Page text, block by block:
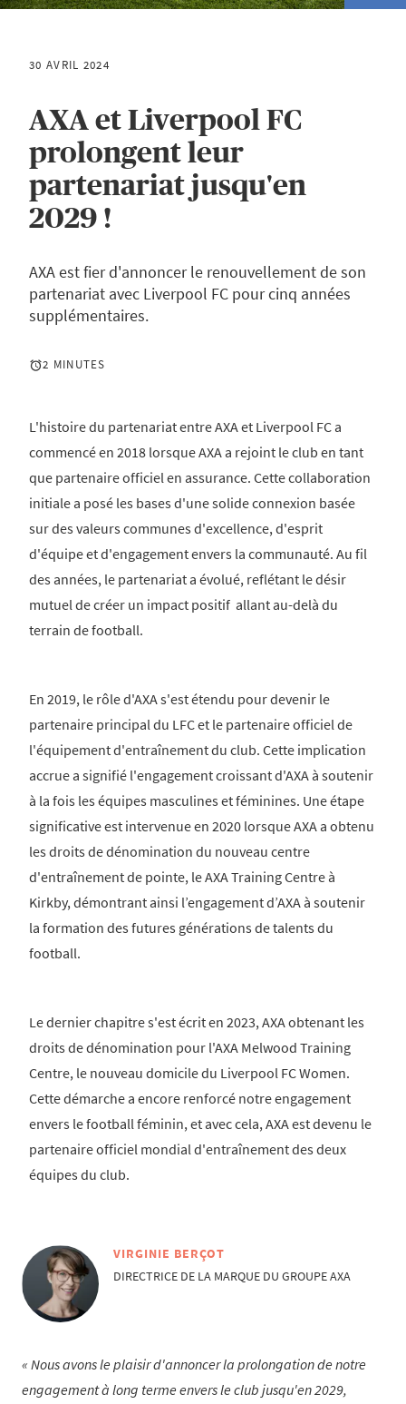
30 AVRIL 2024
AXA et Liverpool FC
prolongent leur
partenariat jusqu'en
2029 !
AXA est fier d'annoncer le renouvellement de son
partenariat avec Liverpool FC pour cinq années
supplémentaires.
2 MINUTES
L'histoire du partenariat entre AXA et Liverpool FC a
commencé en 2018 lorsque AXA a rejoint le club en tant
que partenaire officiel en assurance. Cette collaboration
initiale a posé les bases d'une solide connexion basée
sur des valeurs communes d'excellence, d'esprit
d'équipe et d'engagement envers la communauté. Au fil
des années, le partenariat a évolué, reflétant le désir
mutuel de créer un impact positif allant au-delà du
terrain de football.
En 2019, le rôle d'AXA s'est étendu pour devenir le
partenaire principal du LFC et le partenaire officiel de
l'équipement d'entraînement du club. Cette implication
accrue a signifié l'engagement croissant d'AXA à soutenir
à la fois les équipes masculines et féminines. Une étape
significative est intervenue en 2020 lorsque AXA a obtenu
les droits de dénomination du nouveau centre
d'entraînement de pointe, le AXA Training Centre à
Kirkby, démontrant ainsi l’engagement d’AXA à soutenir
la formation des futures générations de talents du
football.
Le dernier chapitre s'est écrit en 2023, AXA obtenant les
droits de dénomination pour l'AXA Melwood Training
Centre, le nouveau domicile du Liverpool FC Women.
Cette démarche a encore renforcé notre engagement
envers le football féminin, et avec cela, AXA est devenu le
partenaire officiel mondial d'entraînement des deux
équipes du club.
VIRGINIE BERÇOT
DIRECTRICE DE LA MARQUE DU GROUPE AXA
Nous avons le plaisir d'annoncer la prolongation de notre
engagement à long terme envers le club jusqu'en 2029,